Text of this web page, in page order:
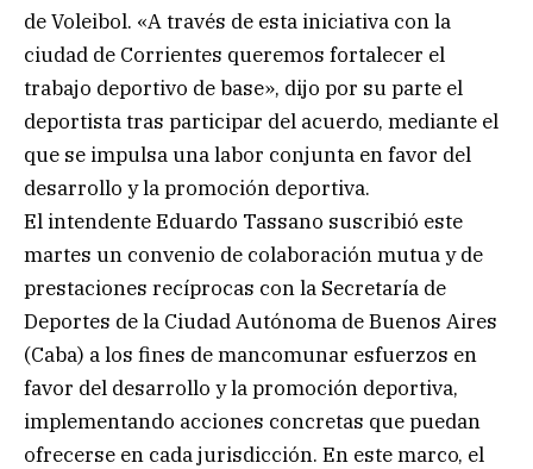
de Voleibol. «A través de esta iniciativa con la
ciudad de Corrientes queremos fortalecer el
trabajo deportivo de base», dijo por su parte el
deportista tras participar del acuerdo, mediante el
que se impulsa una labor conjunta en favor del
desarrollo y la promoción deportiva.
El intendente Eduardo Tassano suscribió este
martes un convenio de colaboración mutua y de
prestaciones recíprocas con la Secretaría de
Deportes de la Ciudad Autónoma de Buenos Aires
(Caba) a los fines de mancomunar esfuerzos en
favor del desarrollo y la promoción deportiva,
implementando acciones concretas que puedan
ofrecerse en cada jurisdicción. En este marco, el